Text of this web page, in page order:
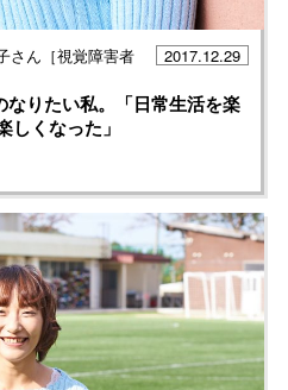
さん［視覚障害者
2017.12.29
なりたい私。「日常生活を楽
しくなった」